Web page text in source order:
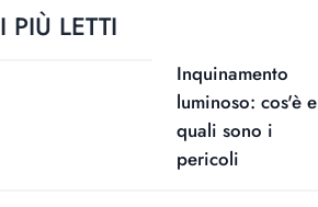
I PIÙ LETTI
Inquinamento
luminoso: cos'è e
quali sono i
pericoli